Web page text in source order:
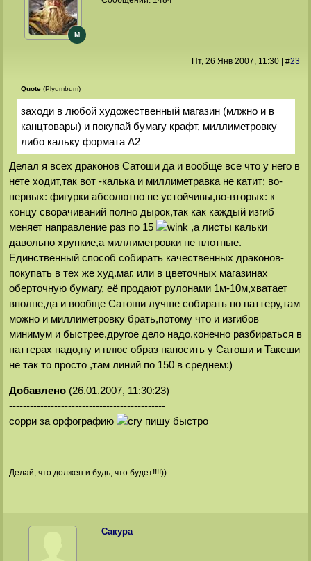
M
Пт, 26 Янв 2007, 11:30| #23
Quote(Plyumbum)
заходи в любой художественный магазин (млжно и в
канцтовары) и покупай бумагу крафт, миллиметровку
либо кальку формата А2
Делал я всех драконов Сатоши да и вообще все что у него в
нете ходит,так вот -калька и миллиметравка не катит; во-
первых: фигурки абсолютно не устойчивы,во-вторых: к
концу сворачиваний полно дырок,так как каждый изгиб
меняет направление раз по 15
,а листы кальки
давольно хрупкие,а миллиметровки не плотные.
Единственный способ собирать качественных драконов-
покупать в тех же худ.маг. или в цветочных магазинах
оберточную бумагу, её продают рулонами 1м-10м,хватает
вполне,да и вообще Сатоши лучше собирать по паттеру,там
можно и миллиметровку брать,потому что и изгибов
минимум и быстрее,другое дело надо,конечно разбираться в
паттерах надо,ну и плюс образ наносить у Сатоши и Такеши
не так то просто ,там линий по 150 в среднем:)
Добавлено(26.01.2007, 11:30:23)
---------------------------------------------
сорри за орфографию
пишу быстро
Делай, что должен и будь, что будет!!!!))
Сакура